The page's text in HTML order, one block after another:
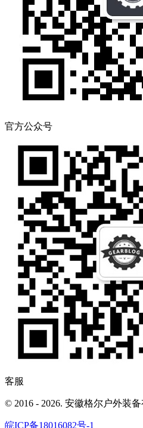
官方公众号
客服
© 2016 - 2026. 安徽格尔户外装
皖ICP备18016082号-1